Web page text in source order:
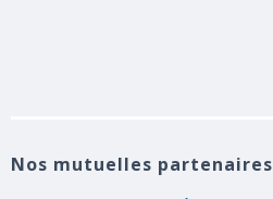
Nos mutuelles partenaires